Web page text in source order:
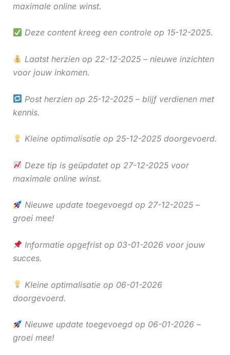
maximale online winst.
Deze content kreeg een controle op 15-12-2025.
Laatst herzien op 22-12-2025 – nieuwe inzichten
voor jouw inkomen.
Post herzien op 25-12-2025 – blijf verdienen met
kennis.
Kleine optimalisatie op 25-12-2025 doorgevoerd.
Deze tip is geüpdatet op 27-12-2025 voor
maximale online winst.
Nieuwe update toegevoegd op 27-12-2025 –
groei mee!
Informatie opgefrist op 03-01-2026 voor jouw
succes.
Kleine optimalisatie op 06-01-2026
doorgevoerd.
Nieuwe update toegevoegd op 06-01-2026 –
groei mee!